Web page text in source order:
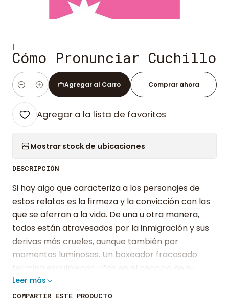
|
Cómo Pronunciar Cuchillo
Cantidad
Agregar al Carro Comprar ahora
Agregar a la lista de favoritos
Mostrar stock de ubicaciones
DESCRIPCIÓN
Si hay algo que caracteriza a los personajes de
estos relatos es la firmeza y la convicción con las
que se aferran a la vida. De una u otra manera,
todos están atravesados por la inmigración y sus
derivas más crueles, aunque también por
momentos luminosas. Un boxeador fracasado
termina esculpiendo uñas en el negocio de su
hermana; una niña esconde las comunicaciones
del colegio para no poner en evidencia que sus
Leer más
COMPARTIR ESTE PRODUCTO